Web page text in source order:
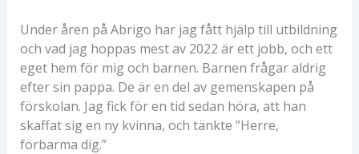
Under åren på Abrigo har jag fått hjälp till utbildning
och vad jag hoppas mest av 2022 är ett jobb, och ett
eget hem för mig och barnen. Barnen frågar aldrig
efter sin pappa. De är en del av gemenskapen på
förskolan. Jag fick för en tid sedan höra, att han
skaffat sig en ny kvinna, och tänkte ”Herre,
förbarma dig.”